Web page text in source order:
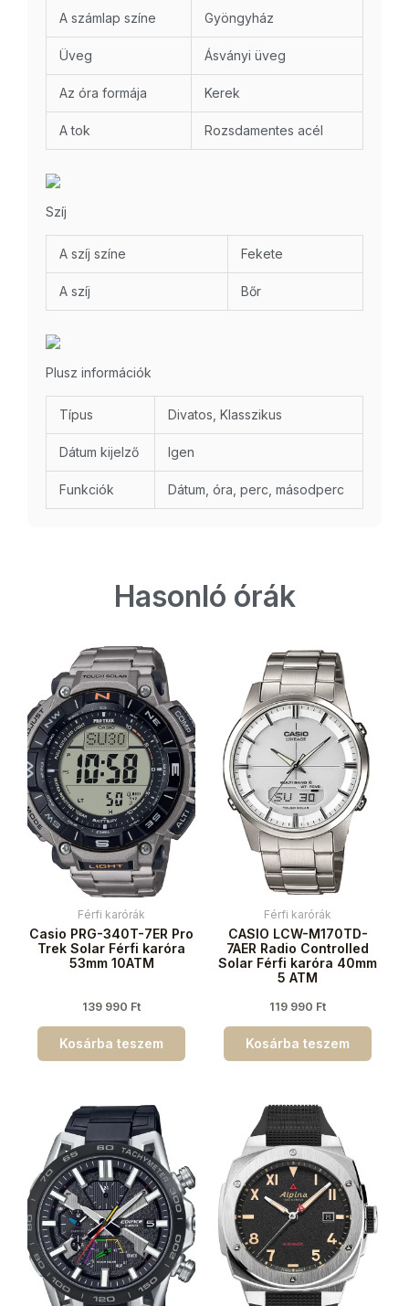
A számlap színe Gyöngyház
Üveg Ásványi üveg
Az óra formája Kerek
A tok Rozsdamentes acél
Szíj
A szíj színe Fekete
A szíj Bőr
Plusz információk
Típus Divatos, Klasszikus
Dátum kijelző Igen
Funkciók Dátum, óra, perc, másodperc
Hasonló órák
Férfi karórák
Casio PRG-340T-7ER Pro
Trek Solar Férfi karóra
53mm 10ATM
139 990 Ft
Kosárba teszem
Férfi karórák
CASIO LCW-M170TD-
7AER Radio Controlled
Solar Férfi karóra 40mm
5 ATM
119 990 Ft
Kosárba teszem